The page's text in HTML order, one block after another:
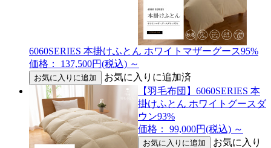
6060SERIES 本掛けふとん ホワイトマザーグース95%
価格： 137,500円(税込) ～
お気に入りに追加済
【羽毛布団】6060SERIES 本
掛けふとん ホワイトグースダ
ウン93%
価格： 99,000円(税込) ～
お気に入り